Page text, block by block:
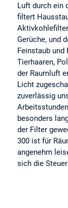
Luft durch ein
filtert
Gerüche, und
Feinstaub und
Tierhaaren,
der Raumluft
Licht
zuverlässig
besonders
der Filter
300 ist für
angenehm
sich die